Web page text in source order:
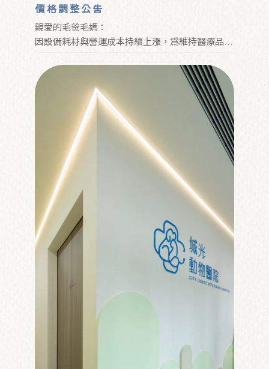
價格調整公告
親愛的毛爸毛媽：
因設備耗材與營運成本持續上漲，為維持醫療品質
見諒🙏